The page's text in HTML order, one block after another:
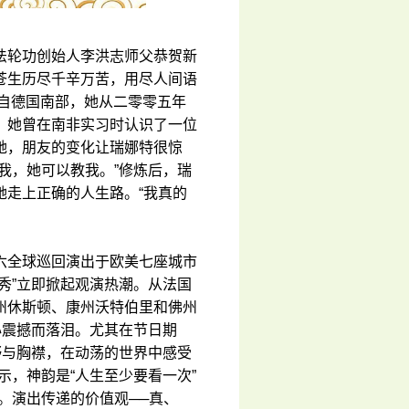
轮功创始人李洪志师父恭贺新
生历尽千辛万苦，用尽人间语
德国南部，她从二零零五年
曾在南非实习时认识了一位
，朋友的变化让瑞娜特很惊
，她可以教我。”修炼后，瑞
上正确的人生路。“我真的
全球巡回演出于欧美七座城市
”立即掀起观演热潮。从法国
斯顿、康州沃特伯里和佛州
撼而落泪。尤其在节日期
胸襟，在动荡的世界中感受
，神韵是“人生至少要看一次”
演出传递的价值观──真、